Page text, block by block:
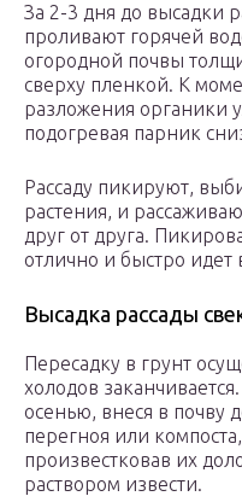
За 2-3 дня до высадки
проливают горячей
огородной почвы
сверху пленкой. К
разложения органики
подогревая парник
Рассаду пикируют,
растения, и
друг от друга.
отлично и быстро идет
Высадка рассады
Пересадку в грунт
холодов
осенью, внеся в почву
перегноя или
произвестковав их
раствором извести.